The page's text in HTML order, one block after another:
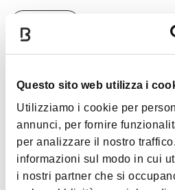
Questo sito web utilizza i
Utilizziamo i cookie per
annunci, per fornire
per analizzare il nostro
informazioni sul modo in cui
i nostri partner che si
心情
藝術文化